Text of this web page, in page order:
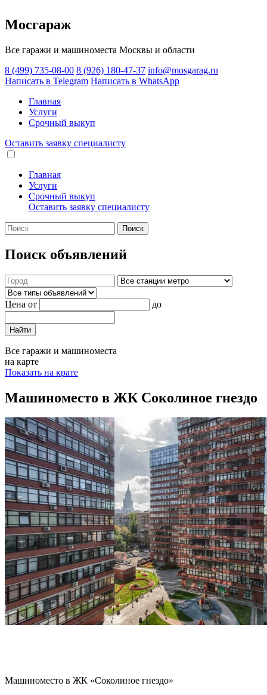
Мосгараж
Все гаражи и машиноместа Москвы и области
8 (499) 735-08-00 8 (926) 180-47-37 info@mosgarag.ru
Написать в Telegram Написать в WhatsApp
Главная
Услуги
Срочный выкуп
Оставить заявку специалисту
Главная
Услуги
Срочный выкуп
Оставить заявку специалисту
Поиск
Поиск объявлений
Цена от до
Найти
Все гаражи и машиноместа
на карте
Показать на крате
Машиноместо в ЖК Соколиное гнездо
Машиноместо в ЖК «Соколиное гнездо»